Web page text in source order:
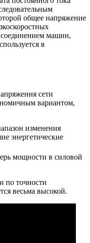
общее напряжение
машин,
в
сети
вариантом,
изменения
энергетические
мощности в силовой
по точности
весьма высокой.